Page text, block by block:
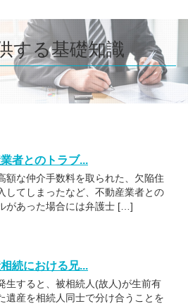
する基礎知識
者とのトラブ...
額な仲介手数料を取られた、欠陥住
してしまったなど、不動産業者との
があった場合には弁護士 […]
続における兄...
生すると、被相続人(故人)が生前有
遺産を相続人同士で分け合うことを